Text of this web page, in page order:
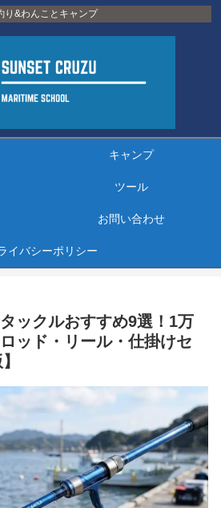
り&わんことキャンプ
キャンプ
ツール
お問い合わせ
イバシーポリシー
ックルおすすめ9選！1万
ッド・リール・仕掛けセ